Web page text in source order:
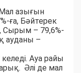
азығын
ға, Бәйтерек
Сырым – 79,6%-
ауданы –
Ауа райы
Әлі де мал